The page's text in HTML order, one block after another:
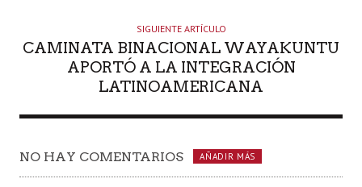
SIGUIENTE ARTÍCULO
CAMINATA BINACIONAL WAYAKUNTU
APORTÓ A LA INTEGRACIÓN
LATINOAMERICANA
NO HAY COMENTARIOS AÑADIR MÁS